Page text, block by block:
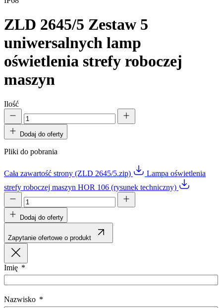
ZLD 2645/5 Zestaw 5
uniwersalnych lamp
oświetlenia strefy roboczej
maszyn
Ilość
Dodaj do oferty
Pliki do pobrania
Cała zawartość strony (ZLD 2645/5.zip)
Lampa oświetlenia
strefy roboczej maszyn HOR 106 (rysunek techniczny)
Dodaj do oferty
Zapytanie ofertowe o produkt
Imię
Nazwisko